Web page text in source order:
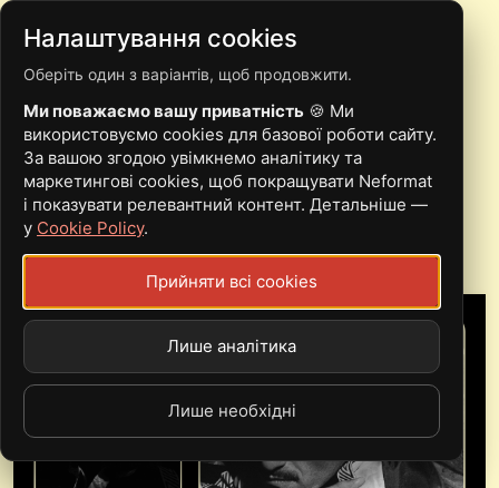
PROVULOK:
ІНСТРУМЕНТАЛЬНА
МУЗИКА, ЯКА
РОЗПОВІДАЄ ІСТОРІЮ
Налаштування cookies
Оберіть один з варіантів, щоб продовжити.
Ми поважаємо вашу приватність 🍪 Ми
використовуємо cookies для базової роботи сайту.
За вашою згодою увімкнемо аналітику та
маркетингові cookies, щоб покращувати Neformat
і показувати релевантний контент. Детальніше —
у Cookie Policy.
Прийняти всі cookies
Лише аналітика
Лише необхідні